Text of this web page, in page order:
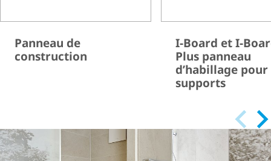
Panneau de
construction
I-Board et I-
Plus panneau
d’habillage
supports